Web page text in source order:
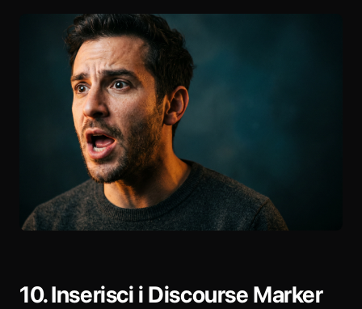
10. Inserisci i Discourse Marker